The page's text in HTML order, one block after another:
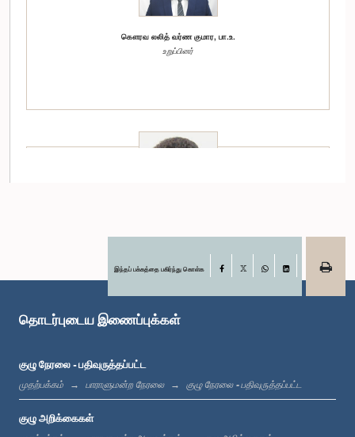
கௌரவ லலித் வர்ண குமார, பா.உ.
உறுப்பினர்
கௌரவ யூ.கே. சுமித் உடுகும்புர, பா.உ.
உறுப்பினர்
இந்தப் பக்கத்தை பகிர்ந்து கொள்க Facebook
LinkedIn
தொடர்புடைய இணைப்புக்கள்
குழு நேரலை - பதிவுருத்தப்பட்ட
முதற்பக்கம் பாராளுமன்ற நேரலை குழு நேரலை - பதிவுருத்தப்பட்ட
குழு அறிக்கைகள்